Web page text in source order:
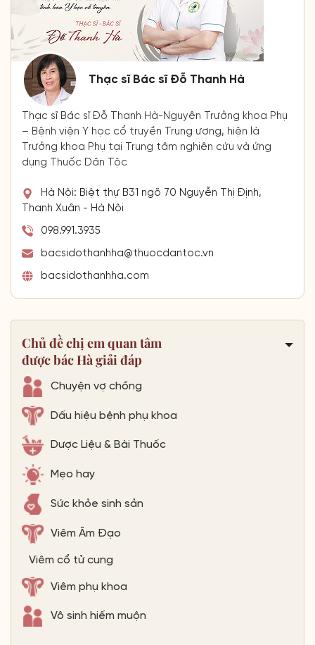
Thạc sĩ Bác sĩ Đỗ Thanh Hà
Thạc sĩ Bác sĩ Đỗ Thanh Hà-Nguyên Trưởng khoa Phụ
– Bệnh viện Y học cổ truyền Trung ương, hiện là
Trưởng khoa Phụ tại Trung tâm nghiên cứu và ứng
dụng Thuốc Dân Tộc
Hà Nội: Biệt thự B31 ngõ 70 Nguyễn Thị Định,
Thanh Xuân - Hà Nội
098.991.3935
bacsidothanhha@thuocdantoc.vn
bacsidothanhha.com
Chủ đề chị em quan tâm
được bác Hà giải đáp
Chuyện vợ chồng
Dấu hiệu bệnh phụ khoa
Dược Liệu & Bài Thuốc
Mẹo hay
Sức khỏe sinh sản
Viêm Âm Đạo
Viêm cổ tử cung
Viêm phụ khoa
Vô sinh hiếm muộn